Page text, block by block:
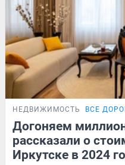
НЕДВИЖИМОСТЬ ВСЕ
Догоняем
рассказали о
Иркутске в 2024